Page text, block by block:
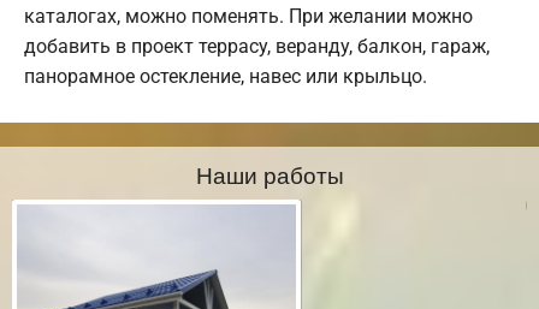
каталогах, можно поменять. При желании можно
добавить в проект террасу, веранду, балкон, гараж,
панорамное остекление, навес или крыльцо.
Наши работы